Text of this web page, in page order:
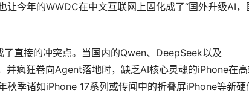
让今年的WWDC在中文互联网上固化成了“国外升级AI，
直接的冲突点。当国内的Qwen、DeepSeek以及
疯狂卷向Agent落地时，缺乏AI核心灵魂的iPhone在
季诸如iPhone 17系列或传闻中的折叠屏iPhone等新硬